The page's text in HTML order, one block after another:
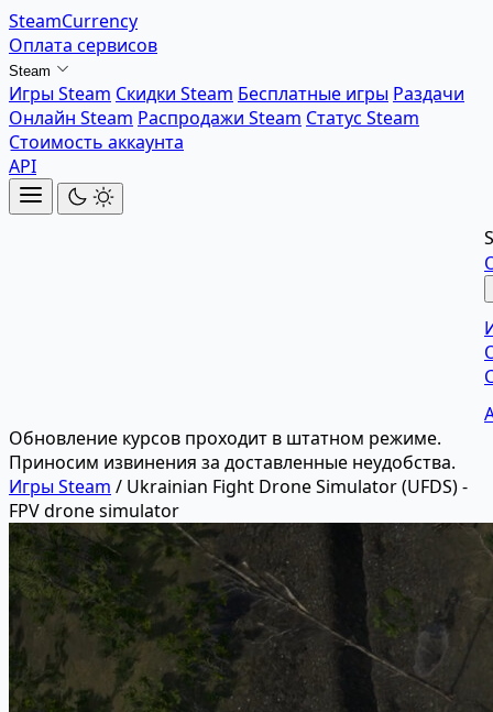
SteamCurrency
Оплата сервисов
Steam
Игры Steam Скидки Steam Бесплатные игры Раздачи
Онлайн Steam Распродажи Steam Статус Steam
Стоимость аккаунта
API
Обновление курсов проходит в штатном режиме.
Приносим извинения за доставленные неудобства.
Игры Steam / Ukrainian Fight Drone Simulator (UFDS) -
FPV drone simulator